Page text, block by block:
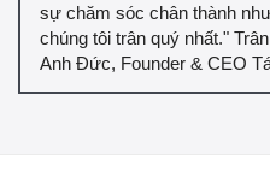
sự chăm sóc chân thành
chúng tôi trân quý nhất."
Anh Đức, Founder & CEO